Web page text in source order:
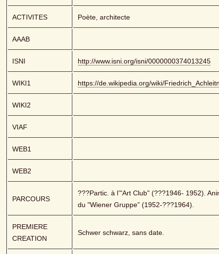
ACTIVITES Poète, architecte
AAAB
ISNI http://www.isni.org/isni/0000000374013245
WIKI1 https://de.wikipedia.org/wiki/
WIKI2
VIAF
WEB1
WEB2
PARCOURS
???Partic. à l’"Art Club" (???1946- 1952).
du "Wiener Gruppe” (1952-???1964).
PREMIERE
CREATION
Schwer schwarz, sans date.